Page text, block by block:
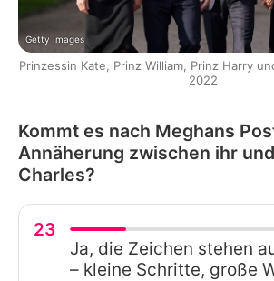
Getty Images
Prinzessin Kate, Prinz William, Prinz Harry
2022
Kommt es nach Meghans
Annäherung zwischen ihr
Charles?
23
Ja, die Zeichen stehen
– kleine Schritte, große